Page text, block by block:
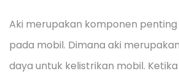
Aki merupakan komponen
pada mobil. Dimana aki
daya untuk kelistrikan mobil.